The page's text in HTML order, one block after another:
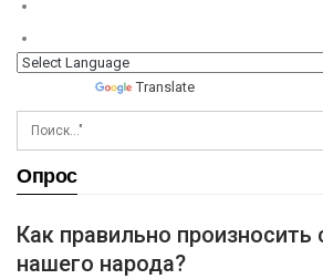
Translate
Опрос
Как правильно произносить
нашего народа?